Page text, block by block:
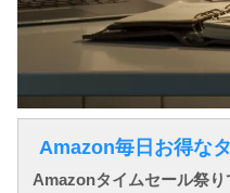
Amazon毎日お得な
Amazonタイムセール祭